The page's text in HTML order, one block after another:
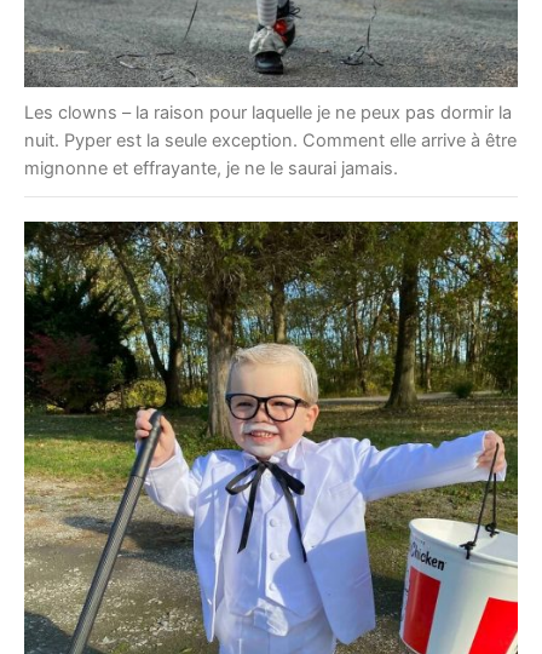
Les clowns – la raison pour laquelle je ne peux pas dormir la
nuit. Pyper est la seule exception. Comment elle arrive à être
mignonne et effrayante, je ne le saurai jamais.